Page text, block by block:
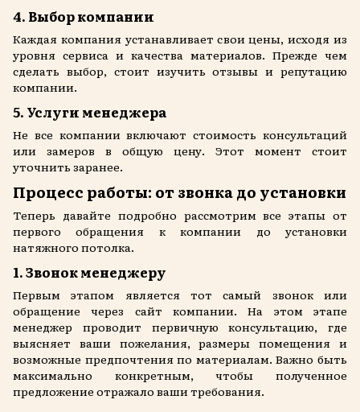
4. Выбор компании
Каждая компания устанавливает свои цены, исходя из
уровня сервиса и качества материалов. Прежде чем
сделать выбор, стоит изучить отзывы и репутацию
компании.
5. Услуги менеджера
Не все компании включают стоимость консультаций
или замеров в общую цену. Этот момент стоит
уточнить заранее.
Процесс работы: от звонка до установки
Теперь давайте подробно рассмотрим все этапы от
первого обращения к компании до установки
натяжного потолка.
1. Звонок менеджеру
Первым этапом является тот самый звонок или
обращение через сайт компании. На этом этапе
менеджер проводит первичную консультацию, где
выясняет ваши пожелания, размеры помещения и
возможные предпочтения по материалам. Важно быть
максимально конкретным, чтобы полученное
предложение отражало ваши требования.